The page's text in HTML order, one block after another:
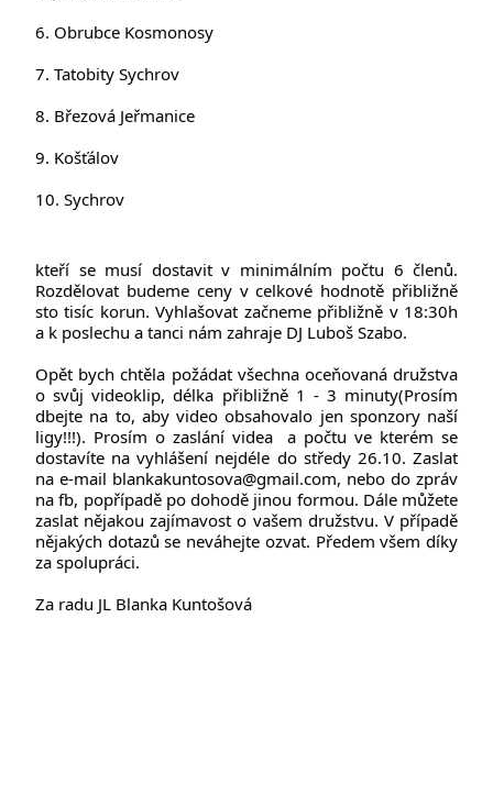
6. Obrubce Kosmonosy
7. Tatobity Sychrov
8. Březová Jeřmanice
9. Košťálov
10. Sychrov
kteří se musí dostavit v minimálním počtu 6 členů.
Rozdělovat budeme ceny v celkové hodnotě přibližně
sto tisíc korun. Vyhlašovat začneme přibližně v 18:30h
a k poslechu a tanci nám zahraje DJ Luboš Szabo.
Opět bych chtěla požádat všechna oceňovaná družstva
o svůj videoklip, délka přibližně 1 - 3 minuty(Prosím
dbejte na to, aby video obsahovalo jen sponzory naší
ligy!!!). Prosím o zaslání videa
a počtu ve kterém se
dostavíte na vyhlášení nejdéle do středy 26.10. Zaslat
na e-mail blankakuntosova@gmail.com, nebo do zpráv
na fb, popřípadě po dohodě jinou formou. Dále můžete
zaslat nějakou zajímavost o vašem družstvu. V případě
nějakých dotazů se neváhejte ozvat. Předem všem díky
za spolupráci.
Za radu JL Blanka Kuntošová